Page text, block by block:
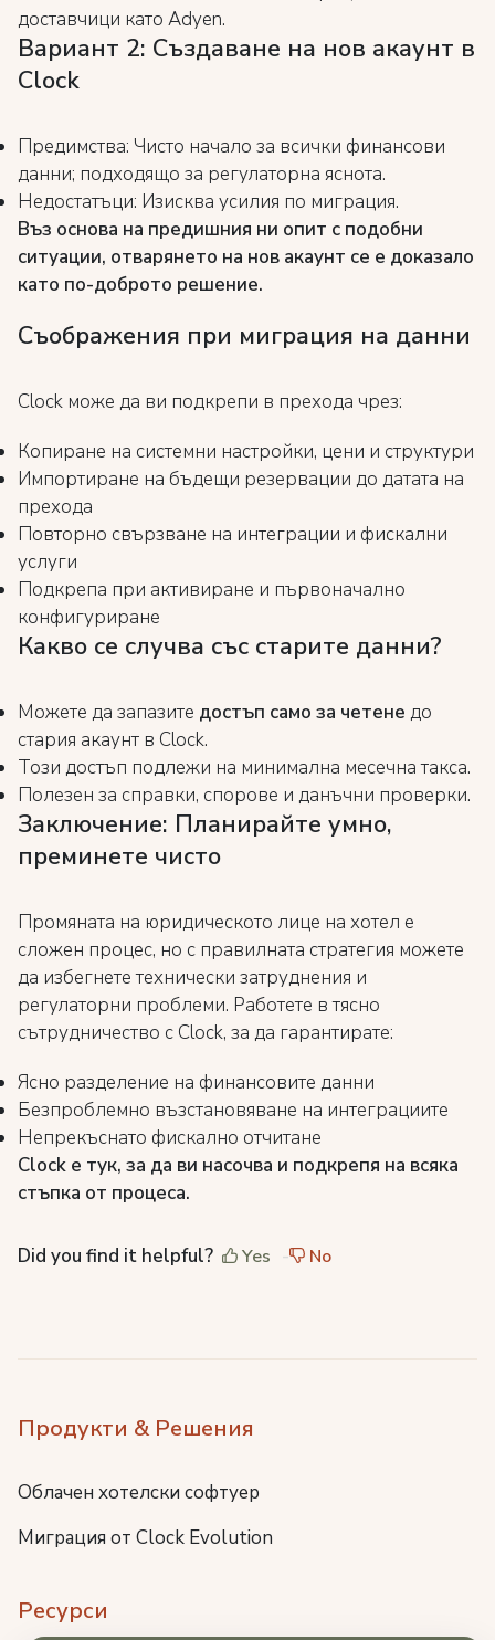
доставчици като Adyen.
Вариант 2: Създаване на нов акаунт в
Clock
Предимства: Чисто начало за всички финансови
данни; подходящо за регулаторна яснота.
Недостатъци: Изисква усилия по миграция.
Въз основа на предишния ни опит с подобни
ситуации, отварянето на нов акаунт се е доказало
като по-доброто решение.
Съображения при миграция на данни
Clock може да ви подкрепи в прехода чрез:
Копиране на системни настройки, цени и структури
Импортиране на бъдещи резервации до датата на
прехода
Повторно свързване на интеграции и фискални
услуги
Подкрепа при активиране и първоначално
конфигуриране
Какво се случва със старите данни?
Можете да запазите достъп само за четене до
стария акаунт в Clock.
Този достъп подлежи на минимална месечна такса.
Полезен за справки, спорове и данъчни проверки.
Заключение: Планирайте умно,
преминете чисто
Промяната на юридическото лице на хотел е
сложен процес, но с правилната стратегия можете
да избегнете технически затруднения и
регулаторни проблеми. Работете в тясно
сътрудничество с Clock, за да гарантирате:
Ясно разделение на финансовите данни
Безпроблемно възстановяване на интеграциите
Непрекъснато фискално отчитане
Clock е тук, за да ви насочва и подкрепя на всяка
стъпка от процеса.
Did you find it helpful? Yes No
Продукти & Решения
Облачен хотелски софтуер
Миграция от Clock Evolution
Ресурси